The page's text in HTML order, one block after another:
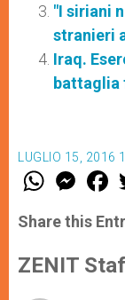
"I siriani
stranieri
Iraq.
battaglia
LUGLIO 15, 2016
W
t
s
p
p
M
e
s
e
g
e
F
a
e
b
o
k
Share this
ZENIT